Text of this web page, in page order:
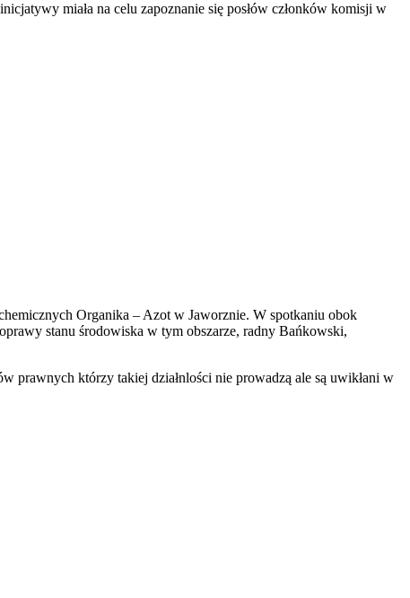
miała na celu zapoznanie się posłów członków komisji w
Organika – Azot w Jaworznie. W spotkaniu obok
stanu środowiska w tym obszarze, radny Bańkowski,
prawnych którzy takiej działnlości nie prowadzą ale są uwikłani w